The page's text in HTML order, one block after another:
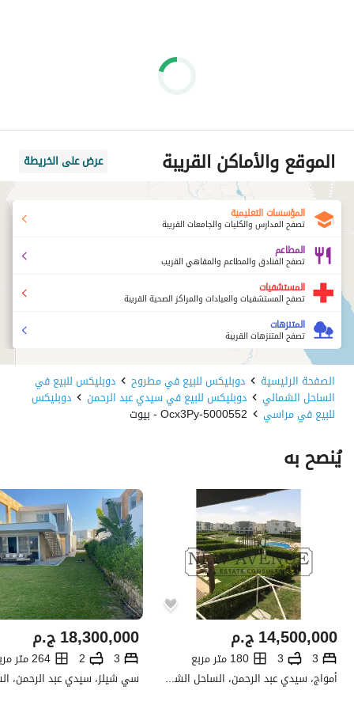
الموقع والأماكن القريبة عرض على الخريطة
المؤسسات التعليمية
تصفح المدارس والكليات والجامعات القريبة
المطاعم
تصفح الفنادق والمطاعم والمقاهي القريب
المستشفيات
تصفح المستشفيات والعيادات والمراكز الصحية القريبة
المتنزهات
تصفح المتنزهات القريبة
الصفحة الرئيسية دوبليكس للبيع في مطروح دوبليكس للبيع في
الساحل الشمالي دوبليكس للبيع في سيدي عبد الرحمن دوبليكس
للبيع في مراسي 5000552-Ocx3Py - بيوت
يُنصح به
ج.م14,500,000
3
3
180 متر مربع
أمواج، سيدي عبد الرحمن، الساحل الشمالي، مطروح
ج.م18,300,000
3
2 264 متر مربع